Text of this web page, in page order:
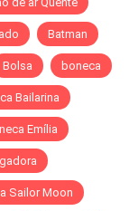
Batman
Bolsa boneca
Bailarina
Emília
Sailor Moon